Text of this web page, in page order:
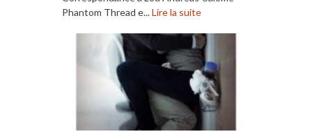
Phantom Thread e...Lire la suite